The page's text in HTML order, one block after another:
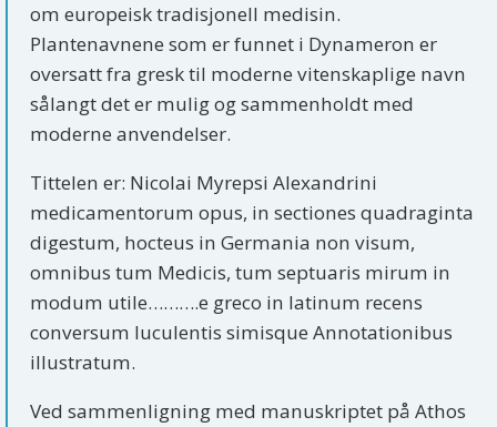
om europeisk tradisjonell medisin.
Plantenavnene som er funnet i Dynameron er
oversatt fra gresk til moderne vitenskaplige navn
sålangt det er mulig og sammenholdt med
moderne anvendelser.
Tittelen er: Nicolai Myrepsi Alexandrini
medicamentorum opus, in sectiones quadraginta
digestum, hocteus in Germania non visum,
omnibus tum Medicis, tum septuaris mirum in
modum utile……….e greco in latinum recens
conversum luculentis simisque Annotationibus
illustratum.
Ved sammenligning med manuskriptet på Athos